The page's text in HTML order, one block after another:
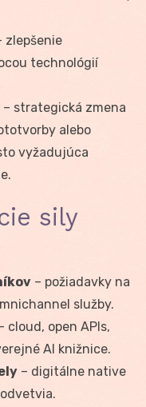
zlepšenie
technológií
– strategická zmena
alebo
vyžadujúca
sily
– požiadavky na
služby.
cloud, open APIs,
AI knižnice.
– digitálne native